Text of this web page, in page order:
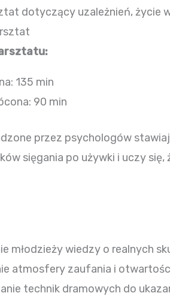
dotyczący uzależnień,życie
135 min
90 min
przez psychologów
sięgania po używki i uczy się,
młodzieży wiedzy o realnych
atmosfery zaufania i
technik dramowych do